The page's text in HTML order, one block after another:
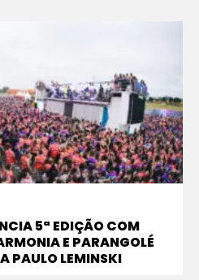
5ª EDIÇÃO COM
E PARANGOLÉ
PAULO LEMINSKI